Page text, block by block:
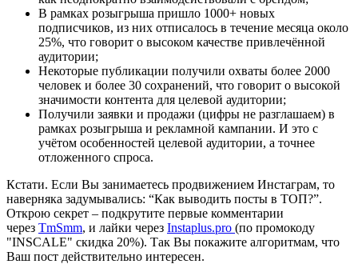
В рамках розыгрыша пришло 1000+ новых
подписчиков, из них отписалось в течение месяца около
25%, что говорит о высоком качестве привлечённой
аудитории;
Некоторые публикации получили охваты более 2000
человек и более 30 сохранений, что говорит о высокой
значимости контента для целевой аудитории;
Получили заявки и продажи (цифры не разглашаем) в
рамках розыгрыша и рекламной кампании. И это с
учётом особенностей целевой аудитории, а точнее
отложенного спроса.
Кстати. Если Вы занимаетесь продвижением Инстаграм, то
наверняка задумывались: “Как выводить посты в ТОП?”.
Открою секрет – подкрутите первые комментарии
через TmSmm, и лайки через Instaplus.pro (по промокоду
"INSCALE" скидка 20%). Так Вы покажите алгоритмам, что
Ваш пост действительно интересен.